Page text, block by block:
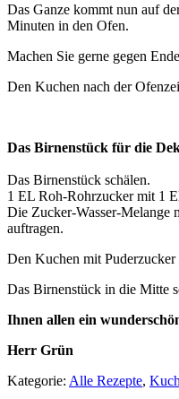
Das Ganze kommt nun auf
Minuten in den Ofen.
Machen Sie gerne gegen
Den Kuchen nach der
Das Birnenstück für die
Das Birnenstück schälen.
1 EL Roh-Rohrzucker mit 1
Die Zucker-Wasser-Melange
auftragen.
Den Kuchen mit Puderzucker
Das Birnenstück in die Mitte
Ihnen allen ein
Herr Grün
Kategorie: Alle Rezepte,